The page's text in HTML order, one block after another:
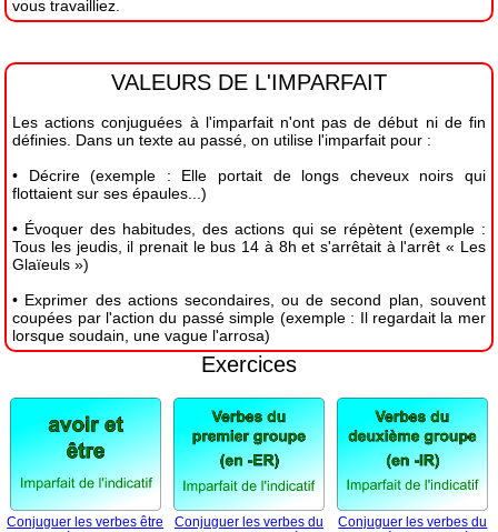
vous travailliez.
VALEURS DE L'IMPARFAIT
Les actions conjuguées à l'imparfait n'ont pas de début ni de fin
définies. Dans un texte au passé, on utilise l'imparfait pour :
• Décrire (exemple : Elle portait de longs cheveux noirs qui
flottaient sur ses épaules...)
• Évoquer des habitudes, des actions qui se répètent (exemple :
Tous les jeudis, il prenait le bus 14 à 8h et s'arrêtait à l'arrêt « Les
Glaïeuls »)
• Exprimer des actions secondaires, ou de second plan, souvent
coupées par l'action du passé simple (exemple : Il regardait la mer
lorsque soudain, une vague l'arrosa)
Exercices
Conjuguer les verbes être
Conjuguer les verbes du
Conjuguer les verbes du